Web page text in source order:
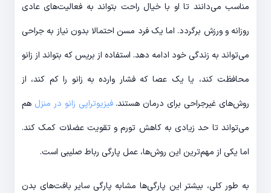
مناسب می‌دانند تا او با خیال راحت بتواند به فعالیت‌های عادی
روزانه و ورزش برگردد. اما یک فرد مسن احتمالا بدون نیاز به جراحی
می‌تواند به زندگی خود ادامه دهد. استفاده از بریس که بتواند از زانو
محافظت کند، یا یک عصا که فشار وارده به زانو را کم کند، از
روش‌های غیرجراحی برای درمان هستند.فیزیوتراپی زانو در منزل هم
می‌تواند تا حد زیادی به کاهش تورم و تقویت عضلات کمک کند.
اما یکی از مهم‌ترین این روش‌ها، عمل پارگی رباط صلیبی است.
به طور کلی، بیشتر این پارگی‌ها مشابه پارگی سایر بافت‌های بدن